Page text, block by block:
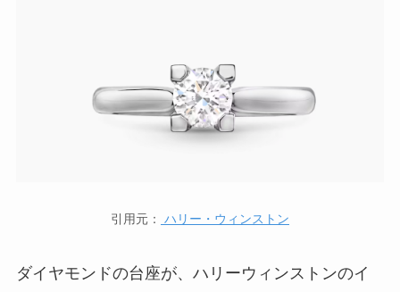
引用元： ハリー・ウィンストン
ダイヤモンドの台座が、ハリーウィンストンのイ